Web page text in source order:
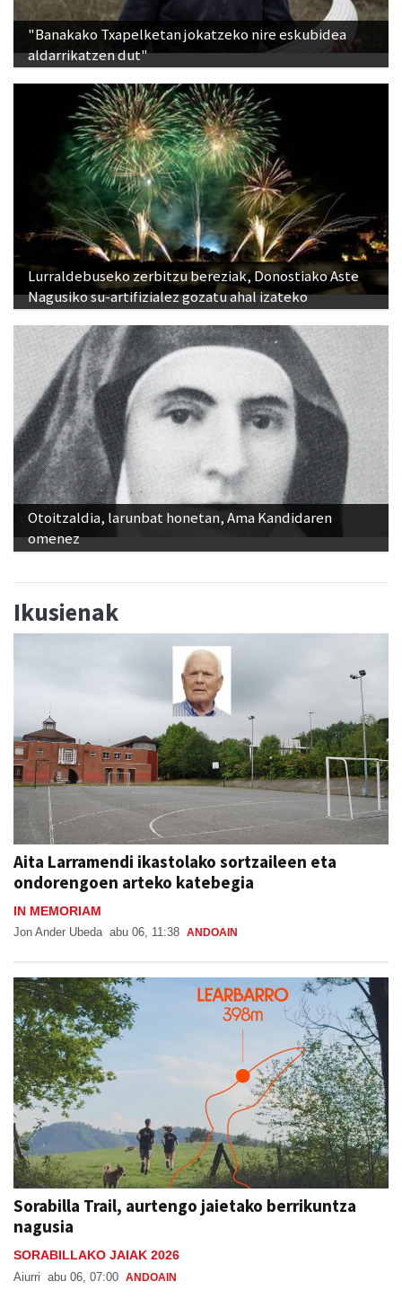
"Banakako Txapelketan jokatzeko nire eskubidea
aldarrikatzen dut"
Lurraldebuseko zerbitzu bereziak, Donostiako Aste
Nagusiko su-artifizialez gozatu ahal izateko
Otoitzaldia, larunbat honetan, Ama Kandidaren
omenez
Ikusienak
Aita Larramendi ikastolako sortzaileen eta
ondorengoen arteko katebegia
IN MEMORIAM
Jon Ander Ubeda abu 06, 11:38 ANDOAIN
Sorabilla Trail, aurtengo jaietako berrikuntza
nagusia
SORABILLAKO JAIAK 2026
Aiurri abu 06, 07:00 ANDOAIN